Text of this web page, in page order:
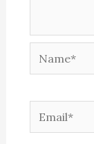
Name*
Email*